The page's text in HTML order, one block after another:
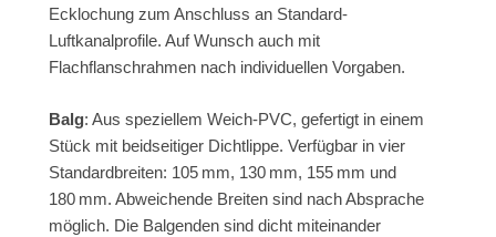
Ecklochung zum Anschluss an Standard-
Luftkanalprofile. Auf Wunsch auch mit
Flachflanschrahmen nach individuellen Vorgaben.
Balg: Aus speziellem Weich-PVC, gefertigt in einem
Stück mit beidseitiger Dichtlippe. Verfügbar in vier
Standardbreiten: 105 mm, 130 mm, 155 mm und
180 mm. Abweichende Breiten sind nach Absprache
möglich. Die Balgenden sind dicht miteinander